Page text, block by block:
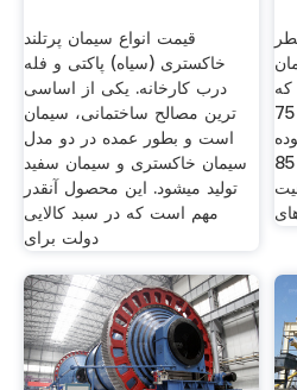
قیمت انواع سیمان پرتلند
خاکستری (سیاه) پاکتی و فله
درب کارخانه. یکی از اساسی
ترین مصالح ساختمانی، سیمان
است و بطور عمده در دو مدل
سیمان خاکستری و سیمان سفید
تولید میشود. این محصول آنقدر
مهم است که در سبد کالایی
دولت برای
که
ایران در سال 96 دارای 75
است که با ظرفیت تولید 3/ 85